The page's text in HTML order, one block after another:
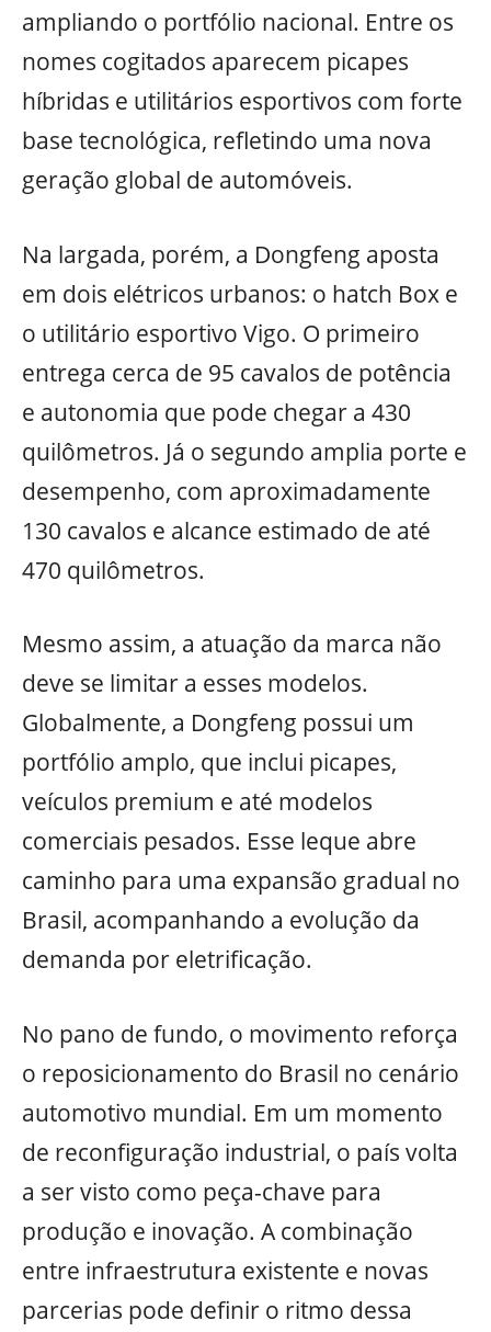
ampliando o portfólio nacional. Entre os
nomes cogitados aparecem picapes
híbridas e utilitários esportivos com forte
base tecnológica, refletindo uma nova
geração global de automóveis.
Na largada, porém, a Dongfeng aposta
em dois elétricos urbanos: o hatch Box e
o utilitário esportivo Vigo. O primeiro
entrega cerca de 95 cavalos de potência
e autonomia que pode chegar a 430
quilômetros. Já o segundo amplia porte e
desempenho, com aproximadamente
130 cavalos e alcance estimado de até
470 quilômetros.
Mesmo assim, a atuação da marca não
deve se limitar a esses modelos.
Globalmente, a Dongfeng possui um
portfólio amplo, que inclui picapes,
veículos premium e até modelos
comerciais pesados. Esse leque abre
caminho para uma expansão gradual no
Brasil, acompanhando a evolução da
demanda por eletrificação.
No pano de fundo, o movimento reforça
o reposicionamento do Brasil no cenário
automotivo mundial. Em um momento
de reconfiguração industrial, o país volta
a ser visto como peça-chave para
produção e inovação. A combinação
entre infraestrutura existente e novas
parcerias pode definir o ritmo dessa